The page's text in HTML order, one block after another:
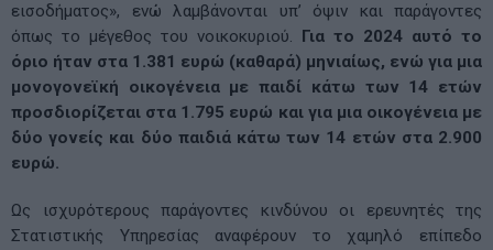
εισοδήματος», ενώ λαμβάνονται υπ’ όψιν και παράγοντες
όπως το μέγεθος του νοικοκυριού.
Για το 2024 αυτό το
όριο ήταν στα 1.381 ευρώ (καθαρά) μηνιαίως, ενώ για μια
μονογονεϊκή οικογένεια με παιδί κάτω των 14 ετών
προσδιορίζεται στα 1.795 ευρώ και για μια οικογένεια με
δύο γονείς και δύο παιδιά κάτω των 14 ετών στα 2.900
ευρώ.
Ως ισχυρότερους παράγοντες κινδύνου οι ερευνητές της
Στατιστικής Υπηρεσίας αναφέρουν το χαμηλό επίπεδο